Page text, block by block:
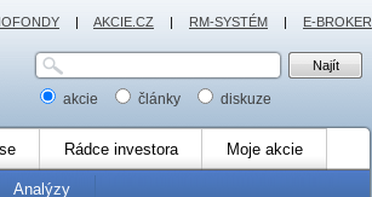
akcie články diskuze
Rádce investora Moje akcie
Analýzy
| AKCIE.CZ | RM-SYSTÉM | E-BROKER